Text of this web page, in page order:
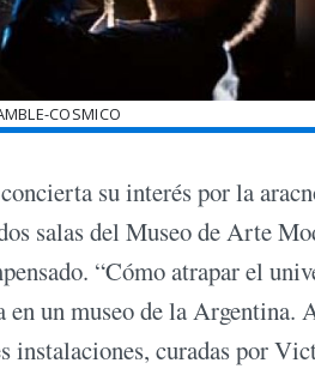
COSMICO
su interés por la
salas del Museo de Arte
“Cómo atrapar el
un museo de la Argentina.
instalaciones, curadas por